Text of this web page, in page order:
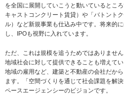
を全国に展開していこうと動いているとこ
キャストコンクリート賃貸）や「バトント
ル）など新規事業も仕込み中です。将来的
し、IPOも視野に入れています。
ただ、これは規模を追うためではありませ
地域社会に対して提供できることも増えて
地域の雇用など、建築と不動産の会社だか
ます。「空間づくりを通じて社会課題を解
ペースエージェンシーのビジョンです。